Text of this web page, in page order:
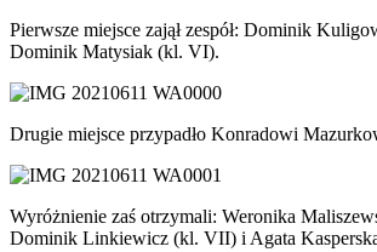
Pierwsze miejsce zajął zespół: Dominik
Dominik Matysiak (kl. VI).
Drugie miejsce przypadło Konradowi
Wyróżnienie zaś otrzymali: Weronika
Dominik Linkiewicz (kl. VII) i Agata